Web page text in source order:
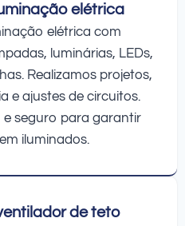
elétrica
elétrica com
luminárias, LEDs,
Realizamos projetos,
e ajustes de circuitos.
seguro para garantir
iluminados.
de teto